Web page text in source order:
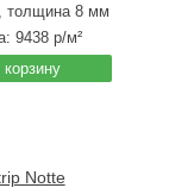
толщина 8 мм
9438р/м²
корзину
Notte